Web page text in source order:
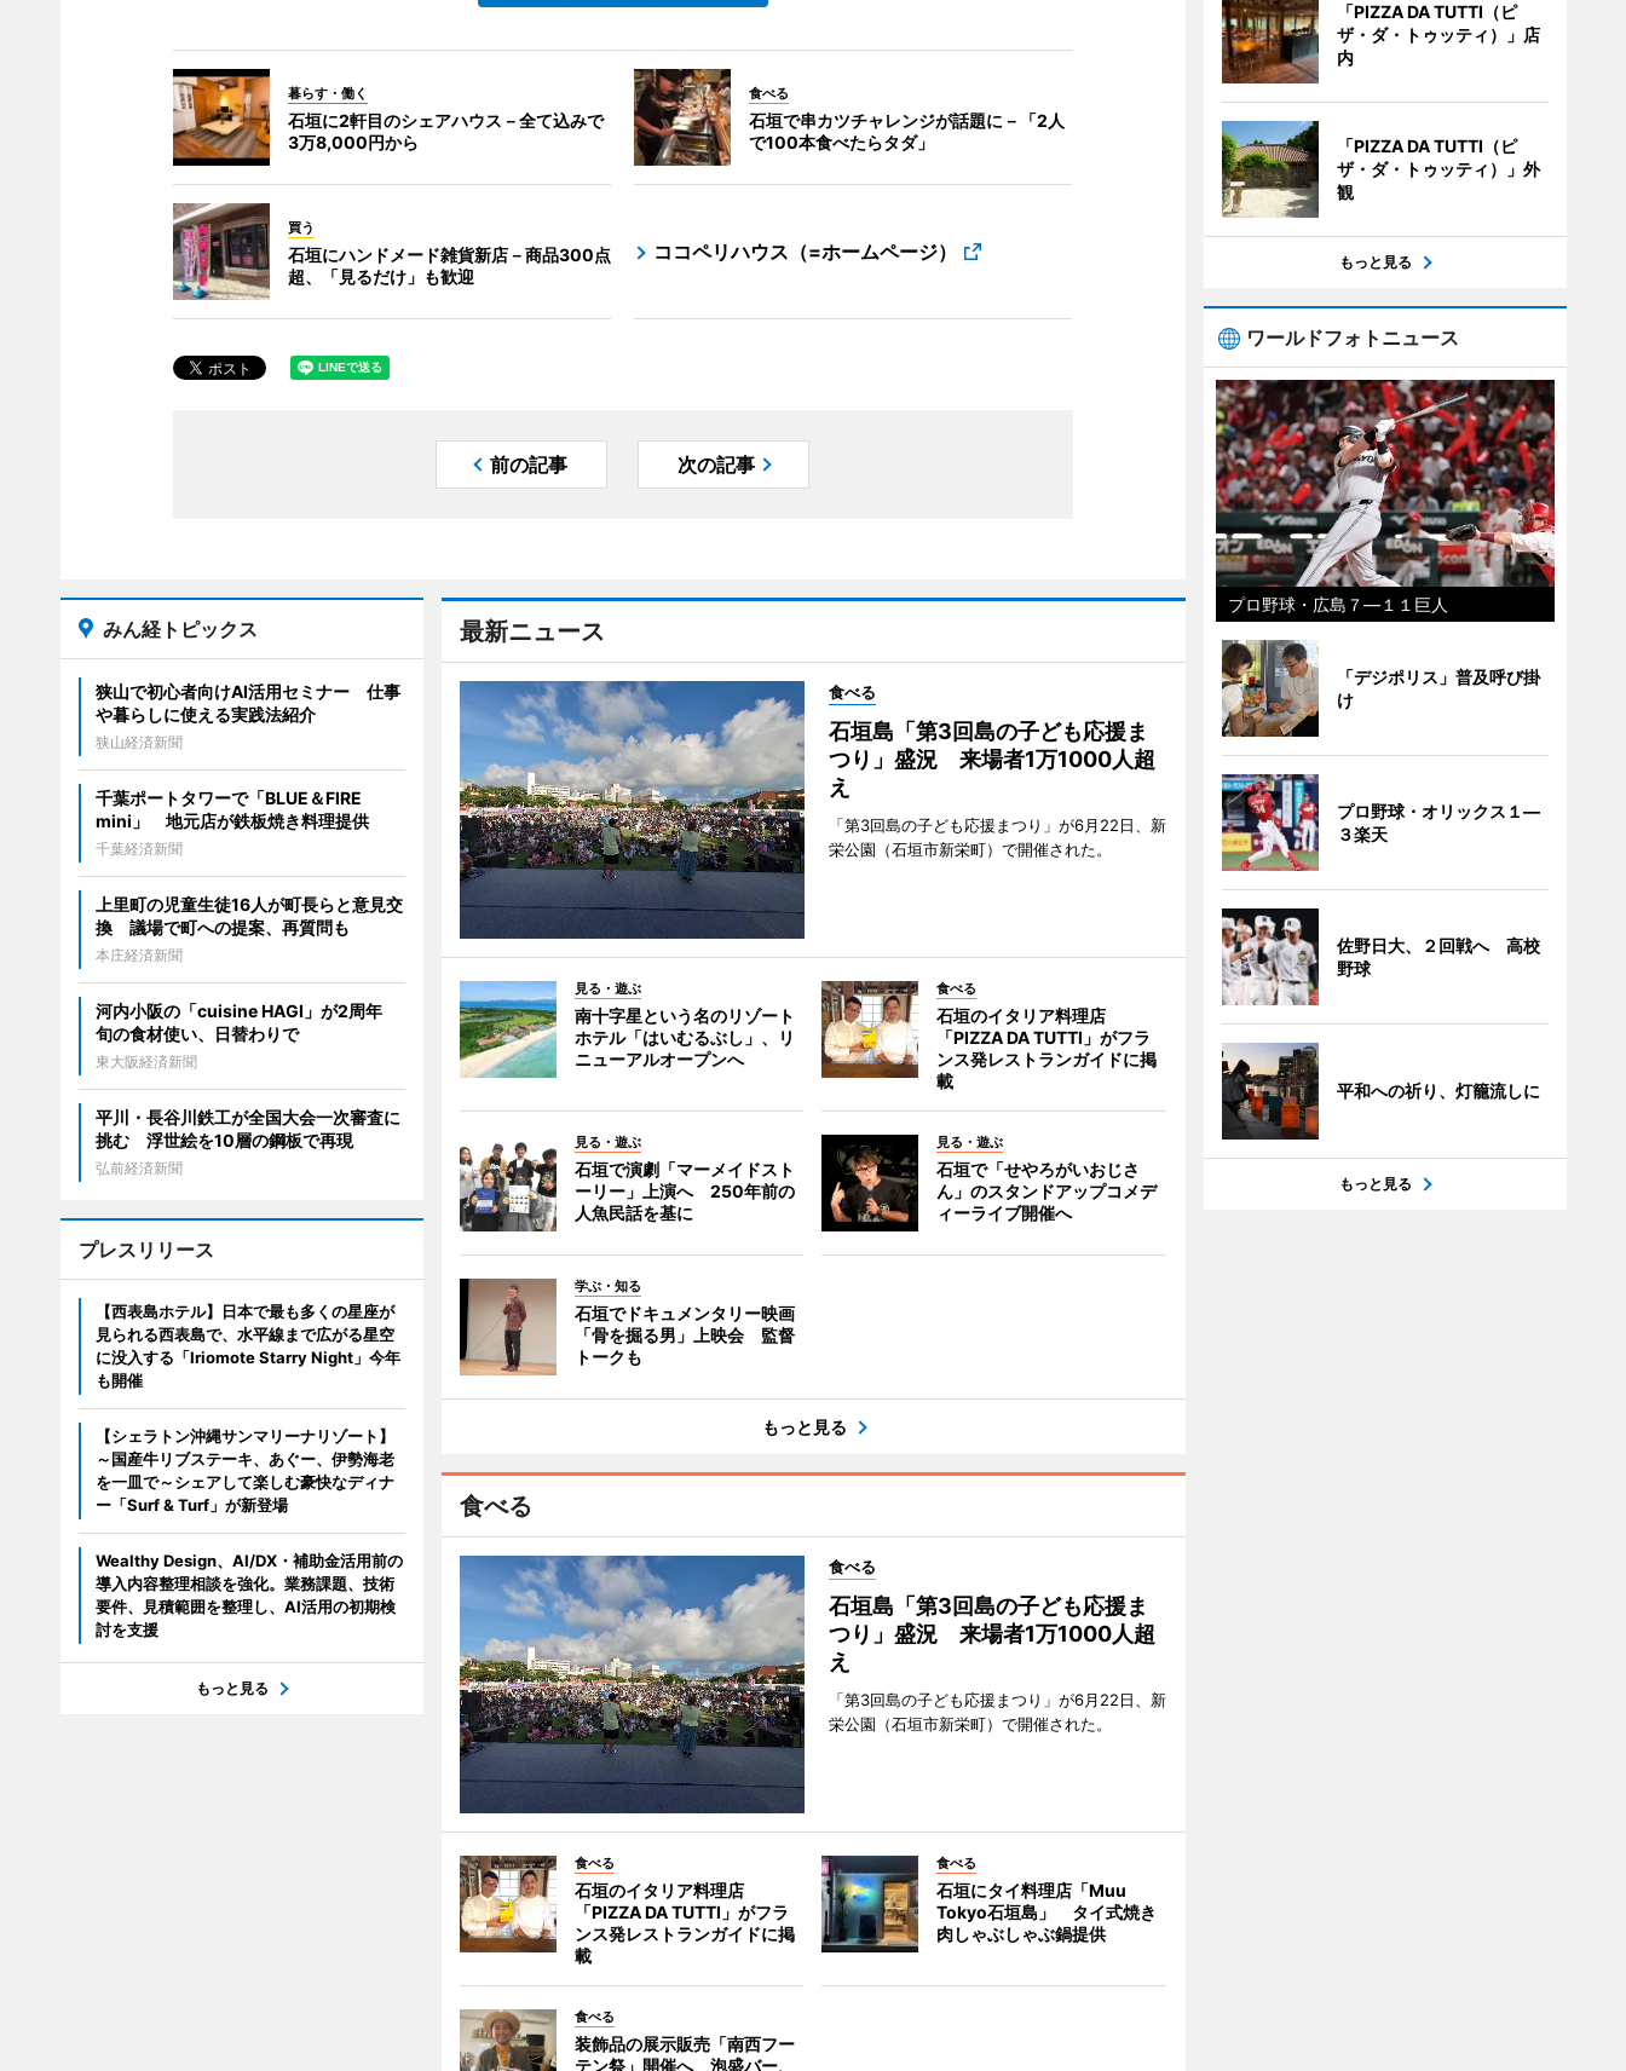
暮らす・働く
石垣に2軒目のシェアハウス－全て込みで
3万8,000円から
食べる
石垣で串カツチャレンジが話題に－「2人
で100本食べたらタダ」
買う
石垣にハンドメード雑貨新店－商品300点
超、「見るだけ」も歓迎
ココペリハウス（=ホームページ）
前の記事 次の記事
最新ニュース
食べる
石垣島「第3回島の子ども応援ま
つり」盛況 来場者1万1000人超
え
「第3回島の子ども応援まつり」が6月22日、新
栄公園（石垣市新栄町）で開催された。
見る・遊ぶ
南十字星という名のリゾート
ホテル「はいむるぶし」、リ
ニューアルオープンへ
食べる
石垣のイタリア料理店
「PIZZA DA TUTTI」がフラ
ンス発レストランガイドに掲
載
見る・遊ぶ
石垣で演劇「マーメイドスト
ーリー」上演へ 250年前の
人魚民話を基に
見る・遊ぶ
石垣で「せやろがいおじさ
ん」のスタンドアップコメデ
ィーライブ開催へ
学ぶ・知る
石垣でドキュメンタリー映画
「骨を掘る男」上映会 監督
トークも
もっと見る
食べる
食べる
石垣島「第3回島の子ども応援ま
つり」盛況 来場者1万1000人超
え
「第3回島の子ども応援まつり」が6月22日、新
栄公園（石垣市新栄町）で開催された。
食べる
石垣のイタリア料理店
「PIZZA DA TUTTI」がフラ
ンス発レストランガイドに掲
載
食べる
石垣にタイ料理店「Muu
Tokyo石垣島」 タイ式焼き
肉しゃぶしゃぶ鍋提供
食べる
装飾品の展示販売「南西フー
テン祭」開催へ 泡盛バー、
みん経トピックス
狭山で初心者向けAI活用セミナー 仕事
や暮らしに使える実践法紹介
狭山経済新聞
千葉ポートタワーで「BLUE＆FIRE
mini」 地元店が鉄板焼き料理提供
千葉経済新聞
上里町の児童生徒16人が町長らと意見交
換 議場で町への提案、再質問も
本庄経済新聞
河内小阪の「cuisine HAGI」が2周年
旬の食材使い、日替わりで
東大阪経済新聞
平川・長谷川鉄工が全国大会一次審査に
挑む 浮世絵を10層の鋼板で再現
弘前経済新聞
プレスリリース
【西表島ホテル】日本で最も多くの星座が
見られる西表島で、水平線まで広がる星空
に没入する「Iriomote Starry Night」今年
も開催
【シェラトン沖縄サンマリーナリゾート】
～国産牛リブステーキ、あぐー、伊勢海老
を一皿で～シェアして楽しむ豪快なディナ
ー「Surf & Turf」が新登場
Wealthy Design、AI/DX・補助金活用前の
導入内容整理相談を強化。業務課題、技術
要件、見積範囲を整理し、AI活用の初期検
討を支援
もっと見る
「PIZZA DA TUTTI（ピ
ザ・ダ・トゥッティ）」店
内
「PIZZA DA TUTTI（ピ
ザ・ダ・トゥッティ）」外
観
もっと見る
ワールドフォトニュース
プロ野球・広島７―１１巨人
「デジポリス」普及呼び掛
け
プロ野球・オリックス１―
３楽天
佐野日大、２回戦へ 高校
野球
平和への祈り、灯籠流しに
もっと見る